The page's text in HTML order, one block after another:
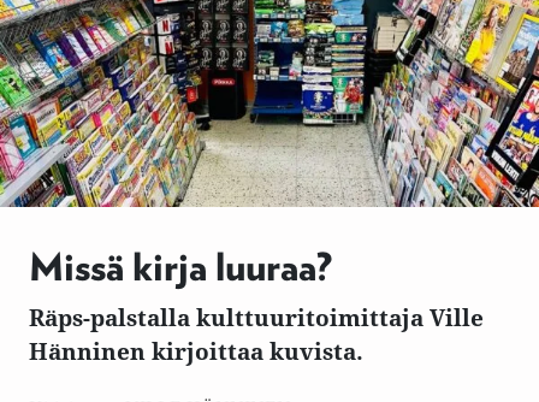
Missä kirja luuraa?
Räps-palstalla kulttuuritoimittaja Ville
Hänninen kirjoittaa kuvista.